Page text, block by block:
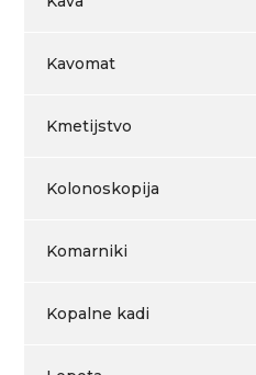
Kavomat
Kmetijstvo
Kolonoskopija
Komarniki
Kopalne kadi